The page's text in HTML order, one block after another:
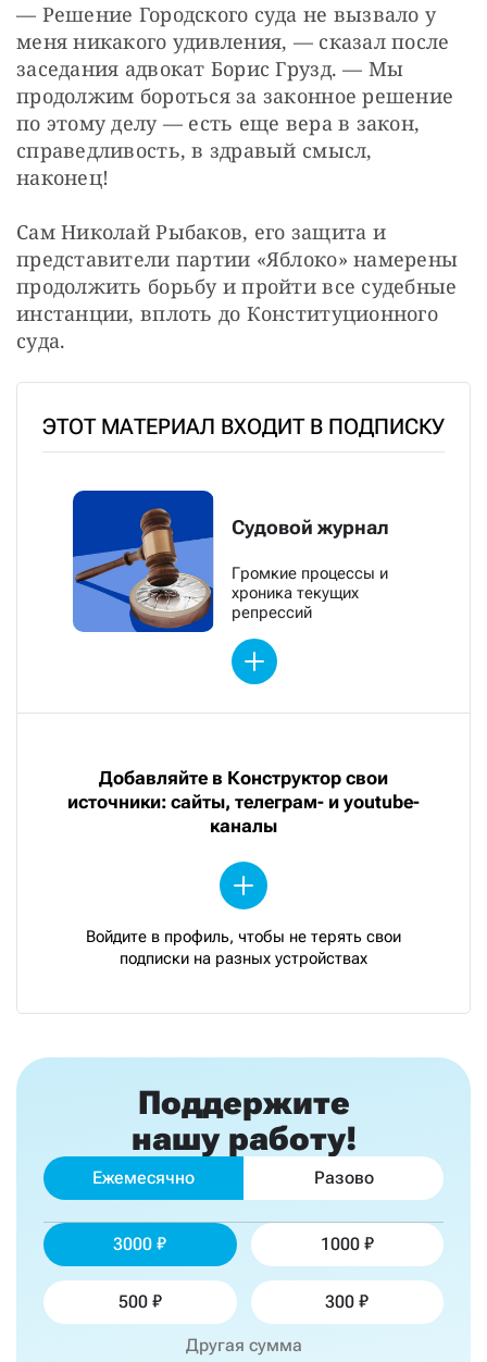
— Решение Городского суда не вызвало у
меня никакого удивления, — сказал после
заседания адвокат Борис Грузд. — Мы
продолжим бороться за законное решение
по этому делу — есть еще вера в закон,
справедливость, в здравый смысл,
наконец!
Сам Николай Рыбаков, его защита и
представители партии «Яблоко» намерены
продолжить борьбу и пройти все судебные
инстанции, вплоть до Конституционного
суда.
ЭТОТ МАТЕРИАЛ ВХОДИТ В ПОДПИСКУ
Судовой журнал
Громкие процессы и
хроника текущих
репрессий
Добавляйте в Конструктор свои
источники: сайты, телеграм- и youtube-
каналы
Войдите в профиль, чтобы не терять свои
подписки на разных устройствах
Поддержите
нашу работу!
Ежемесячно Разово
3000 1000
500 300